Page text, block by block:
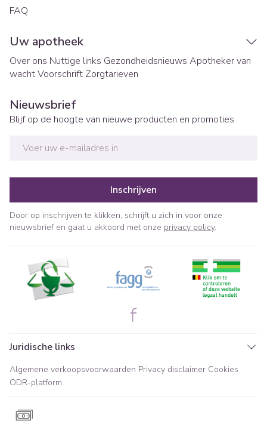
FAQ
Uw apotheek
Over ons Nuttige links Gezondheidsnieuws Apotheker van
wachtVoorschrift Zorgtarieven
Nieuwsbrief
Blijf op de hoogte van nieuwe producten en promoties
Inschrijven
Door op inschrijven te klikken, schrijft u zich in voor onze
nieuwsbrief en gaat u akkoord met onze privacy policy.
Juridische links
Algemene verkoopsvoorwaarden Privacy disclaimer Cookies
ODR-platform